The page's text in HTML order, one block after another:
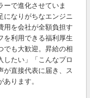
ーで進化させていま
になりがちなエンジニ
用を会社が全額負担す
を利用できる福利厚生
でも大歓迎。昇給の相
したい」「こんなプロ
が直接代表に届き、ス
ります。